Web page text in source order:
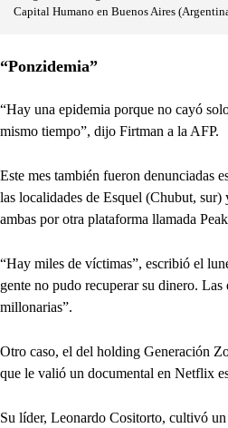
Capital Humano en Buenos Aires
“Ponzidemia”
“Hay una epidemia porque no cayó
mismo tiempo”, dijo Firtman a la AFP.
Este mes también fueron denunciadas
las localidades de Esquel (Chubut, sur)
ambas por otra plataforma llamada
“Hay miles de víctimas”, escribió el
gente no pudo recuperar su dinero. Las
millonarias”.
Otro caso, el del holding Generación
que le valió un documental en Netflix
Su líder, Leonardo Cositorto, cultivó